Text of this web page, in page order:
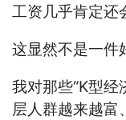
工资几乎肯定还
这显然不是一件
我对那些“K型经
层人群越来越富